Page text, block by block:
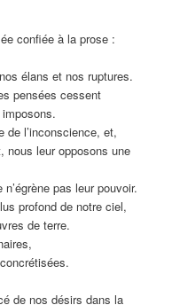
confiée à la prose :
élans et nos ruptures.
pensées cessent
de l’inconscience, et,
nous leur opposons une
pas leur pouvoir.
profond de notre ciel,
de terre.
de nos désirs dans la